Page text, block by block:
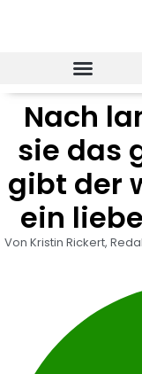
Nach
sie das
gibt der
ein
Von Kristin Rickert,